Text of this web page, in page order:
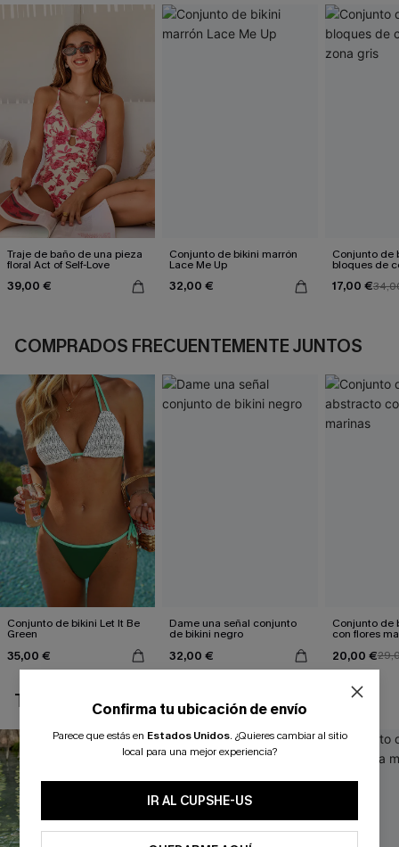
Traje de baño de una pieza
floral Act of Self-Love
39,00 €
Conjunto de bikini marrón
Lace Me Up
32,00 €
Conjunto de
bloques de
17,00 €
COMPRADOS FRECUENTEMENTE JUNTOS
Conjunto de bikini Let It Be
Green
35,00 €
Dame una señal conjunto
de bikini negro
32,00 €
Conjunto de
con flores
20,00 €
TAMBIÉN TE PUEDE GUSTAR
Confirma tu ubicación de envío
Parece que estás en Estados Unidos. ¿Quieres cambiar al sitio
local para una mejor experiencia?
IR AL CUPSHE-US